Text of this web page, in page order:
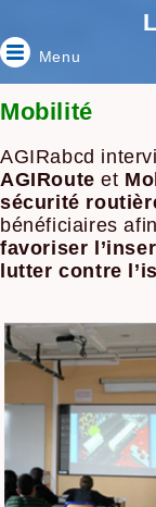
Menu
Mobilité
AGIRabcd
AGIRoute et
sécurité
bénéficiaires
favoriser
lutter contre